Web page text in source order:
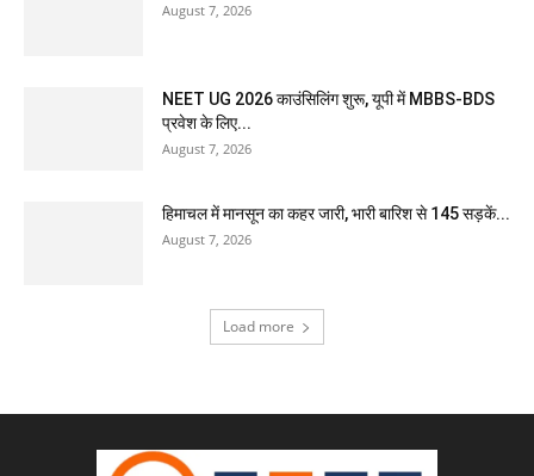
August 7, 2026
NEET UG 2026 काउंसिलिंग शुरू, यूपी में MBBS-BDS
प्रवेश के लिए...
August 7, 2026
हिमाचल में मानसून का कहर जारी, भारी बारिश से 145 सड़कें...
August 7, 2026
Load more